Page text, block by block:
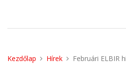
Kezdőlap Hírek Februári ELBIR